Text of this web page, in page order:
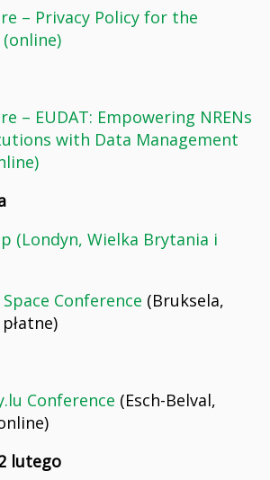
– Privacy Policy for the
(online)
– EUDAT: Empowering NRENs
with Data Management
(Londyn, Wielka Brytania i
Conference (Bruksela,
Conference (Esch-Belval,
lutego